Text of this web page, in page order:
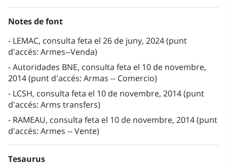
Notes de font
LEMAC, consulta feta el 26 de juny, 2024 (punt
d'accés: Armes--Venda)
Autoridades BNE, consulta feta el 10 de novembre,
2014 (punt d'accés: Armas -- Comercio)
LCSH, consulta feta el 10 de novembre, 2014 (punt
d'accés: Arms transfers)
RAMEAU, consulta feta el 10 de novembre, 2014 (punt
d'accés: Armes -- Vente)
Tesaurus